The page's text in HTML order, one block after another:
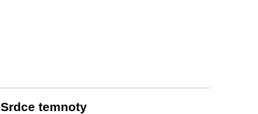
Srdce temnoty